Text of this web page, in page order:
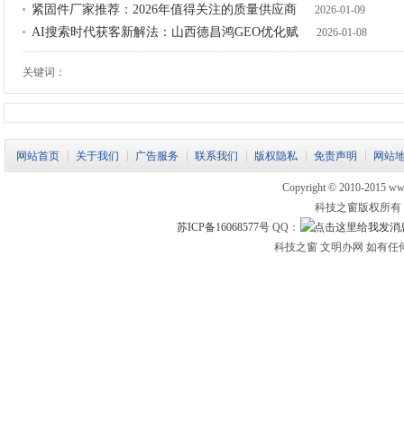
紧固件厂家推荐：2026年值得关注的质量供应商 2026-01-09
AI搜索时代获客新解法：山西德昌鸿GEO优化赋 2026-01-08
关键词：
网站首页 关于我们 广告服务 联系我们 版权隐私 免责声明 网站
Copyright © 2010-2015
科技之窗版权所
苏ICP备16068577号 QQ：
科技之窗 文明办网 如有任